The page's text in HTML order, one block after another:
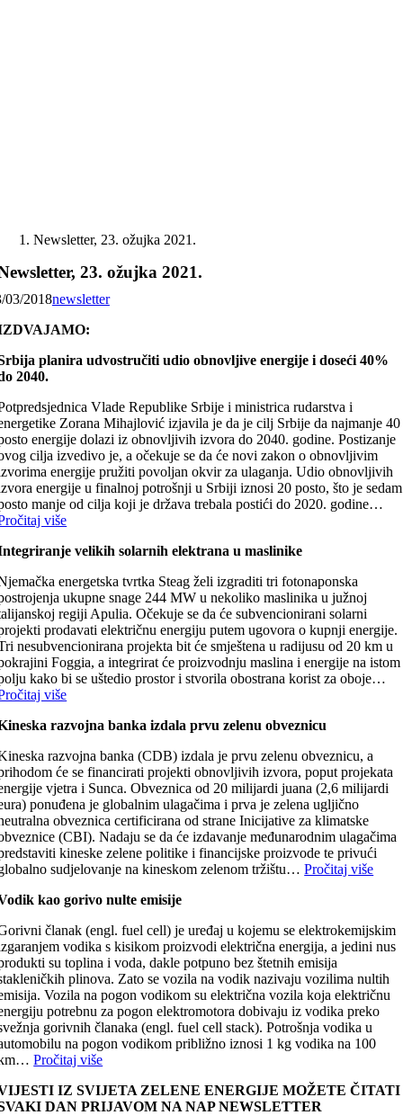
Newsletter, 23. ožujka 2021.
23. ožujka 2021.
03/2018newsletter
planira udvostručiti udio obnovljive energije i doseći 40%
2040.
Vlade Republike Srbije i ministrica rudarstva i
Zorana Mihajlović izjavila je da je cilj Srbije da najmanje 40
energije dolazi iz obnovljivih izvora do 2040. godine. Postizanje
cilja izvedivo je, a očekuje se da će novi zakon o obnovljivim
energije pružiti povoljan okvir za ulaganja. Udio obnovljivih
energije u finalnoj potrošnji u Srbiji iznosi 20 posto, što je sedam
manje od cilja koji je država trebala postići do 2020. godine…
više
velikih solarnih elektrana u maslinike
energetska tvrtka Steag želi izgraditi tri fotonaponska
ukupne snage 244 MW u nekoliko maslinika u južnoj
regiji Apulia. Očekuje se da će subvencionirani solarni
prodavati električnu energiju putem ugovora o kupnji energije.
nesubvencionirana projekta bit će smještena u radijusu od 20 km u
Foggia, a integrirat će proizvodnju maslina i energije na istom
kako bi se uštedio prostor i stvorila obostrana korist za oboje…
više
razvojna banka izdala prvu zelenu obveznicu
razvojna banka (CDB) izdala je prvu zelenu obveznicu, a
će se financirati projekti obnovljivih izvora, poput projekata
vjetra i Sunca. Obveznica od 20 milijardi juana (2,6 milijardi
ponuđena je globalnim ulagačima i prva je zelena ugljično
obveznica certificirana od strane Inicijative za klimatske
(CBI). Nadaju se da će izdavanje međunarodnim ulagačima
kineske zelene politike i financijske proizvode te privući
sudjelovanje na kineskom zelenom tržištu…Pročitaj više
kao gorivo nulte emisije
članak (engl. fuel cell) je uređaj u kojemu se elektrokemijskim
vodika s kisikom proizvodi električna energija, a jedini nus
su toplina i voda, dakle potpuno bez štetnih emisija
plinova. Zato se vozila na vodik nazivaju vozilima nultih
Vozila na pogon vodikom su električna vozila koja električnu
potrebnu za pogon elektromotora dobivaju iz vodika preko
gorivnih članaka (engl. fuel cell stack). Potrošnja vodika u
na pogon vodikom približno iznosi 1 kg vodika na 100
Pročitaj više
IZ SVIJETA ZELENE ENERGIJE MOŽETE ČITATI
DAN PRIJAVOM NA NAP NEWSLETTER